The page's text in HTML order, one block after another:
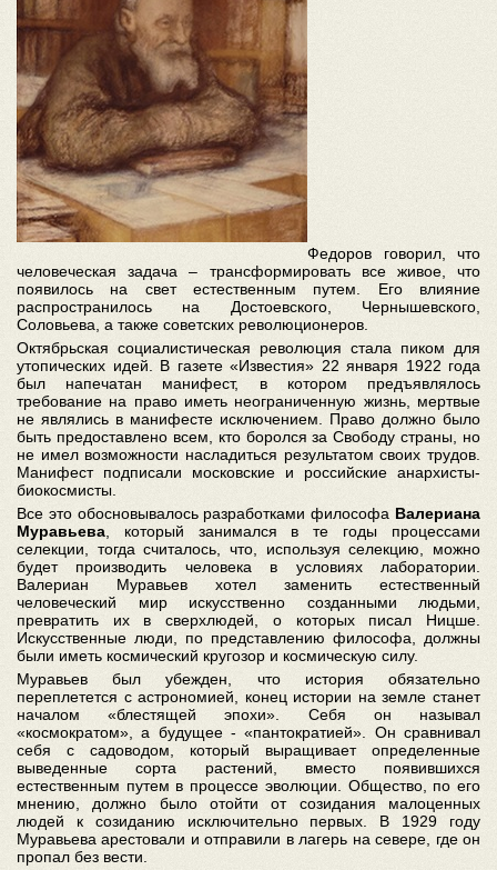
Федоров говорил, что
человеческая задача – трансформировать все живое, что
появилось на свет естественным путем. Его влияние
распространилось на Достоевского, Чернышевского,
Соловьева, а также советских революционеров.
Октябрьская социалистическая революция стала пиком для
утопических идей. В газете «Известия» 22 января 1922 года
был напечатан манифест, в котором предъявлялось
требование на право иметь неограниченную жизнь, мертвые
не являлись в манифесте исключением. Право должно было
быть предоставлено всем, кто боролся за Свободу страны, но
не имел возможности насладиться результатом своих трудов.
Манифест подписали московские и российские анархисты-
биокосмисты.
Все это обосновывалось разработками философа Валериана
Муравьева , который занимался в те годы процессами
селекции, тогда считалось, что, используя селекцию, можно
будет производить человека в условиях лаборатории.
Валериан Муравьев хотел заменить естественный
человеческий мир искусственно созданными людьми,
превратить их в сверхлюдей, о которых писал Ницше.
Искусственные люди, по представлению философа, должны
были иметь космический кругозор и космическую силу.
Муравьев был убежден, что история обязательно
переплетется с астрономией, конец истории на земле станет
началом «блестящей эпохи». Себя он называл
«космократом», а будущее - «пантократией». Он сравнивал
себя с садоводом, который выращивает определенные
выведенные сорта растений, вместо появившихся
естественным путем в процессе эволюции. Общество, по его
мнению, должно было отойти от созидания малоценных
людей к созиданию исключительно первых. В 1929 году
Муравьева арестовали и отправили в лагерь на севере, где он
пропал без вести.